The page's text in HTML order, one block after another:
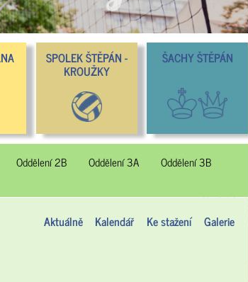
SPOLEK ŠTĚPÁN -
KROUŽKY
ŠACHY ŠTĚPÁN
Oddělení 2B Oddělení 3A
Oddělení 3B
Aktuálně Kalendář Ke stažení Galerie